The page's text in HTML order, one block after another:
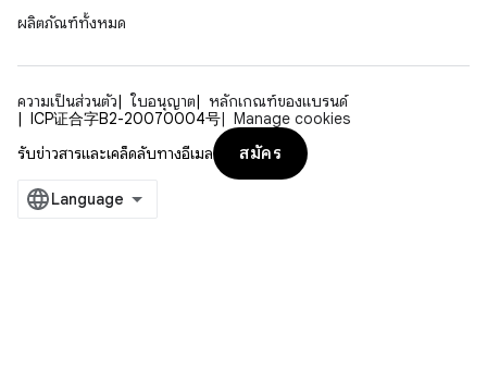
ผลิตภัณฑ์ทั้งหมด
ความเป็นส่วนตัว ใบอนุญาต
หลักเกณฑ์ของแบรนด์
ICP证合字B2-20070004号
Manage cookies
รับข่าวสารและเคล็ดลับทางอีเมล
สมัคร